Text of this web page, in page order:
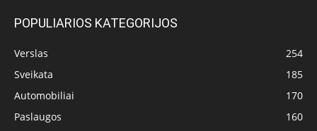
POPULIARIOS KATEGORIJOS
Verslas
254
Sveikata
185
Automobiliai
170
Paslaugos
160